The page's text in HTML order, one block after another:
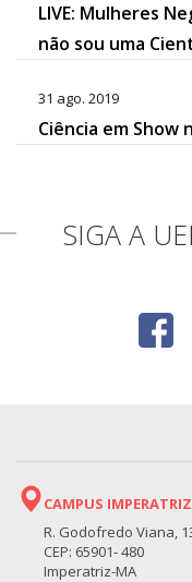
LIVE: Mulheres
não sou uma
31 ago. 2019
Ciência em Show
SIGA A
CAMPUS
R. Godofredo Viana,
CEP: 65901- 480
Imperatriz-MA